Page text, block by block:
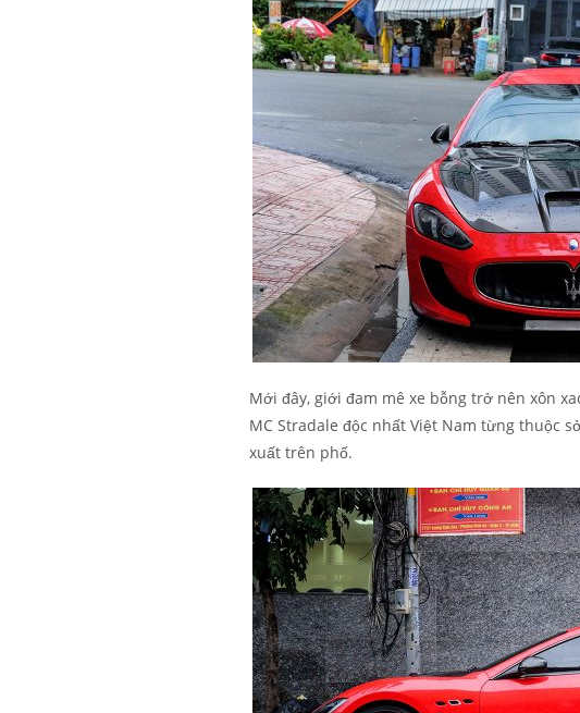
Mới đây, giới đam mê xe bỗng trở nên xôn
MC Stradale độc nhất Việt Nam từng thuộc
xuất trên phố.